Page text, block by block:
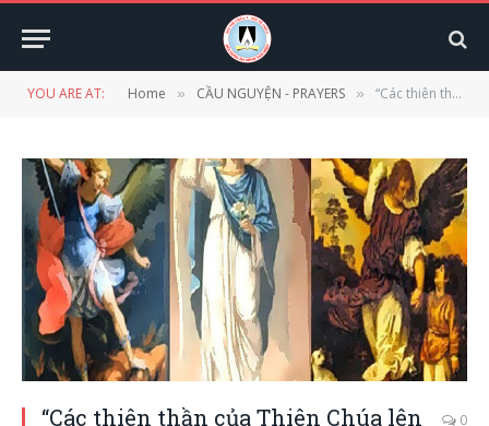
YOU ARE AT: Home » CẦU NGUYỆN - PRAYERS » “Các thiên thần của Thiên Chúa lên lên xuống xuống trên Con Người”
“Các thiên thần của Thiên Chúa lên
0